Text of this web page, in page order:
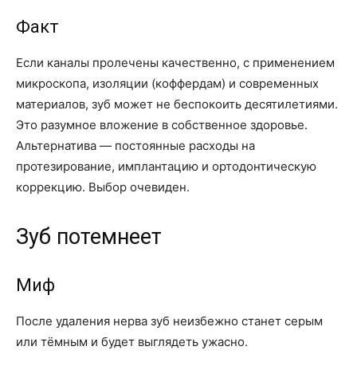
Факт
Если каналы пролечены качественно, с применением
микроскопа, изоляции (коффердам) и современных
материалов, зуб может не беспокоить десятилетиями.
Это разумное вложение в собственное здоровье.
Альтернатива — постоянные расходы на
протезирование, имплантацию и ортодонтическую
коррекцию. Выбор очевиден.
Зуб потемнеет
Миф
После удаления нерва зуб неизбежно станет серым
или тёмным и будет выглядеть ужасно.